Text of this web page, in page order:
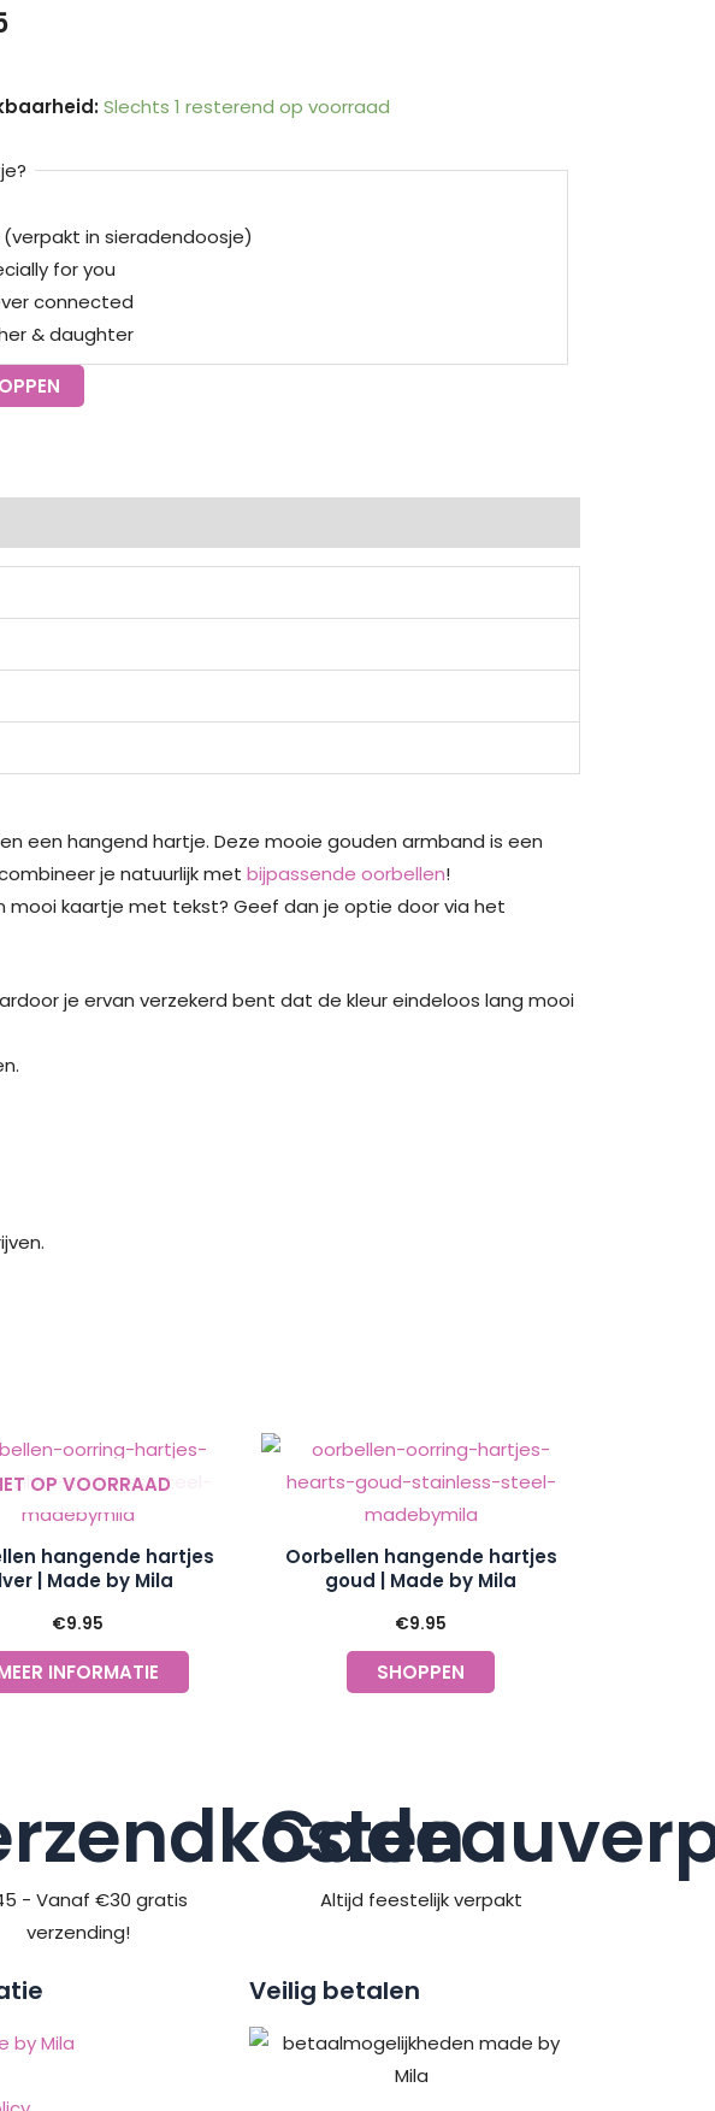
Slechts 1 resterend op voorraad
(verpakt in sieradendoosje)
for you
connected
& daughter
een hangend hartje. Deze mooie gouden armband is een
je natuurlijk met bijpassende oorbellen!
mooi kaartje met tekst? Geef dan je optie door via het
je ervan verzekerd bent dat de kleur eindeloos lang mooi
OP VOORRAAD
hangende hartjes
| Made by Mila
€9.95
INFORMATIE
Oorbellen hangende hartjes
goud | Made by Mila
€9.95
SHOPPEN
- Vanaf €30 gratis
verzending!
Altijd feestelijk verpakt
by Mila
Veilig betalen